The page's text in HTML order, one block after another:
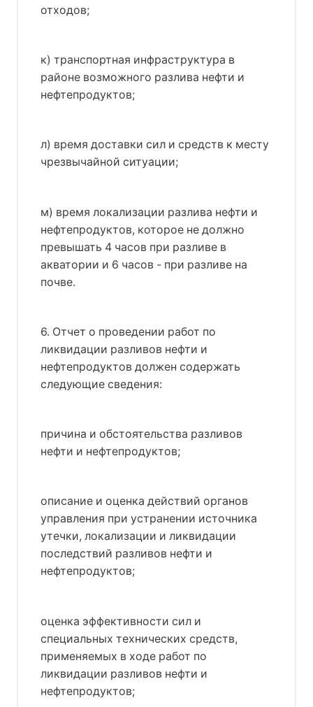
отходов;
к) транспортная инфраструктура в
районе возможного разлива нефти и
нефтепродуктов;
л) время доставки сил и средств к месту
чрезвычайной ситуации;
м) время локализации разлива нефти и
нефтепродуктов, которое не должно
превышать 4 часов при разливе в
акватории и 6 часов - при разливе на
почве.
6. Отчет о проведении работ по
ликвидации разливов нефти и
нефтепродуктов должен содержать
следующие сведения:
причина и обстоятельства разливов
нефти и нефтепродуктов;
описание и оценка действий органов
управления при устранении источника
утечки, локализации и ликвидации
последствий разливов нефти и
нефтепродуктов;
оценка эффективности сил и
специальных технических средств,
применяемых в ходе работ по
ликвидации разливов нефти и
нефтепродуктов;